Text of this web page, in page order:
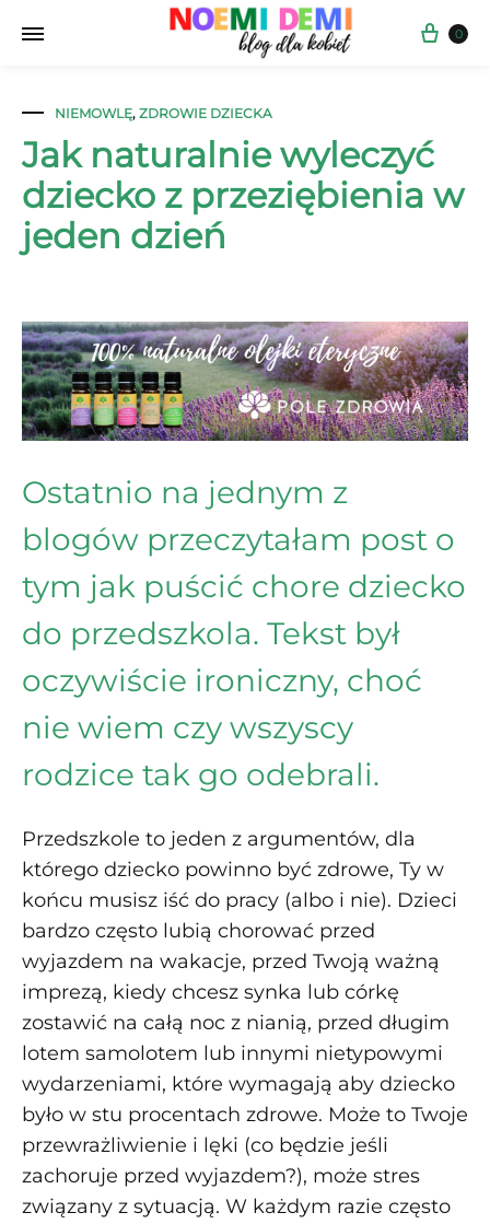
0
NIEMOWLĘ, ZDROWIE DZIECKA
Jak naturalnie wyleczyć
dziecko z przeziębienia w
jeden dzień
Ostatnio na jednym z
blogów przeczytałam post o
tym jak puścić chore dziecko
do przedszkola. Tekst był
oczywiście ironiczny, choć
nie wiem czy wszyscy
rodzice tak go odebrali.
Przedszkole to jeden z argumentów, dla
którego dziecko powinno być zdrowe, Ty w
końcu musisz iść do pracy (albo i nie). Dzieci
bardzo często lubią chorować przed
wyjazdem na wakacje, przed Twoją ważną
imprezą, kiedy chcesz synka lub córkę
zostawić na całą noc z nianią, przed długim
lotem samolotem lub innymi nietypowymi
wydarzeniami, które wymagają aby dziecko
było w stu procentach zdrowe. Może to Twoje
przewrażliwienie i lęki (co będzie jeśli
zachoruje przed wyjazdem?), może stres
związany z sytuacją. W każdym razie często